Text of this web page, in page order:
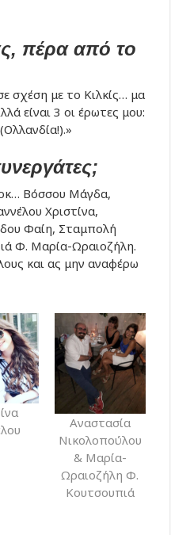
πέρα από το
σχέση με το Κιλκίς… μα
είναι 3 οι έρωτες μου:
Βόσσου Μάγδα,
Χριστίνα,
Φαίη, Σταμπολή
Φ. Μαρία-Ωραιοζήλη.
και ας μην αναφέρω
Αναστασία
Νικολοπούλου
& Μαρία-
Ωραιοζήλη Φ.
Κουτσουπιά